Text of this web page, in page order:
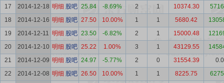
17
2014-12-18 明细 股吧 25.84 -8.69% 2 1 10374.30
18
2014-12-16 明细 股吧 27.50 10.00% 1 1 5680.42
19
2014-12-11 明细 股吧 23.50 -6.82% 2 1 15000.48
20
2014-12-10 明细 股吧 25.22 1.00% 3 1 43129.55
21
2014-12-09 明细 股吧 24.97 -5.77% 2 0 31554.39
22
2014-12-08 明细 股吧 26.50 10.00% 1 1 8225.75